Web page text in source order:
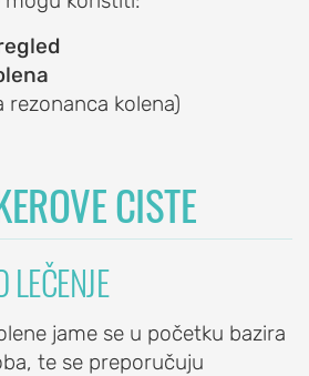
rezonanca kolena)
CISTE
jame se u početku bazira
te se preporučuju